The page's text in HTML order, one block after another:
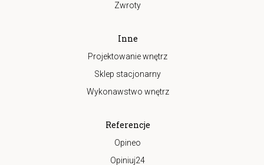
Zwroty
Inne
Projektowanie wnętrz
Sklep stacjonarny
Wykonawstwo wnętrz
Referencje
Opineo
Opiniuj24